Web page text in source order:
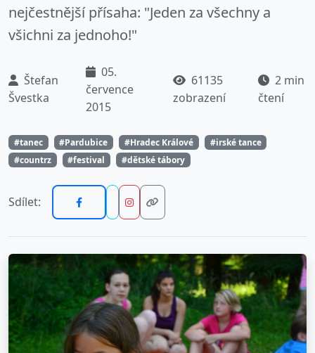
nejčestnější přísaha: "Jeden za všechny a
všichni za jednoho!"
Štefan
Švestka
05.
července
2015
61135
zobrazení
2 min
čtení
#tanec #Pardubice #Hradec Králové
#irské tance
#countrz
#festival #dětské tábory
Sdílet: